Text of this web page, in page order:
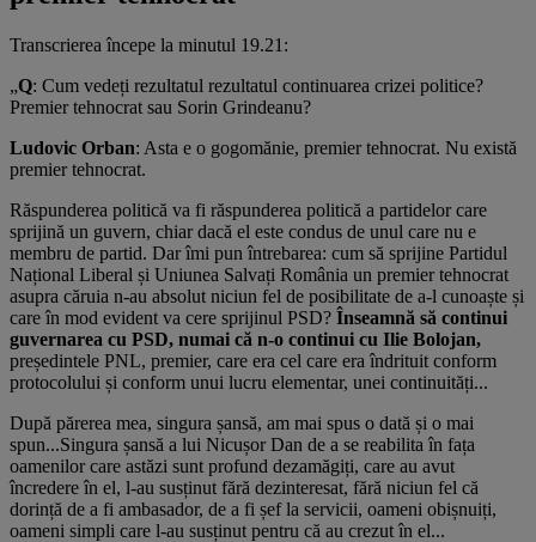
Transcrierea începe la minutul 19.21:
„Q: Cum vedeți rezultatul rezultatul continuarea crizei politice?
Premier tehnocrat sau Sorin Grindeanu?
Ludovic Orban: Asta e o gogomănie, premier tehnocrat. Nu există
premier tehnocrat.
Răspunderea politică va fi răspunderea politică a partidelor care
sprijină un guvern, chiar dacă el este condus de unul care nu e
membru de partid. Dar îmi pun întrebarea: cum să sprijine Partidul
Național Liberal și Uniunea Salvați România un premier tehnocrat
asupra căruia n-au absolut niciun fel de posibilitate de a-l cunoaște și
care în mod evident va cere sprijinul PSD? Înseamnă să continui
guvernarea cu PSD, numai că n-o continui cu Ilie Bolojan,
președintele PNL, premier, care era cel care era îndrituit conform
protocolului și conform unui lucru elementar, unei continuități...
După părerea mea, singura șansă, am mai spus o dată și o mai
spun...Singura șansă a lui Nicușor Dan de a se reabilita în fața
oamenilor care astăzi sunt profund dezamăgiți, care au avut
încredere în el, l-au susținut fără dezinteresat, fără niciun fel că
dorință de a fi ambasador, de a fi șef la servicii, oameni obișnuiți,
oameni simpli care l-au susținut pentru că au crezut în el...